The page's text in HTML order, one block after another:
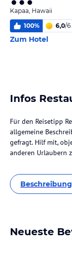
Kapaa, Hawaii
100% 6,0/6
Zum Hotel
Infos
Für den Reisetipp
allgemeine
gefragt. Hilf mit,
anderen Urlaubern
Neueste